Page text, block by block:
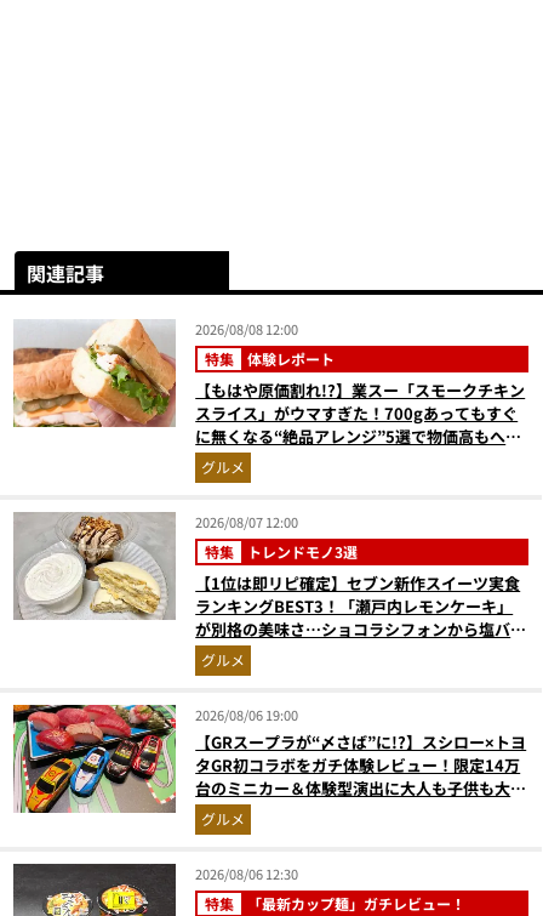
関連記事
2026/08/08 12:00
特集 体験レポート
【もはや原価割れ!?】業スー「スモークチキン
スライス」がウマすぎた！700gあってもすぐ
に無くなる“絶品アレンジ”5選で物価高もへっ
ちゃら
グルメ
2026/08/07 12:00
特集 トレンドモノ3選
【1位は即リピ確定】セブン新作スイーツ実食
ランキングBEST3！「瀬戸内レモンケーキ」
が別格の美味さ…ショコラシフォンから塩バニ
ラプリンまで本気レビュー
グルメ
2026/08/06 19:00
【GRスープラが“〆さば”に!?】スシロー×トヨ
タGR初コラボをガチ体験レビュー！限定14万
台のミニカー＆体験型演出に大人も子供も大興
奮間違いなし
グルメ
2026/08/06 12:30
特集 「最新カップ麺」ガチレビュー！